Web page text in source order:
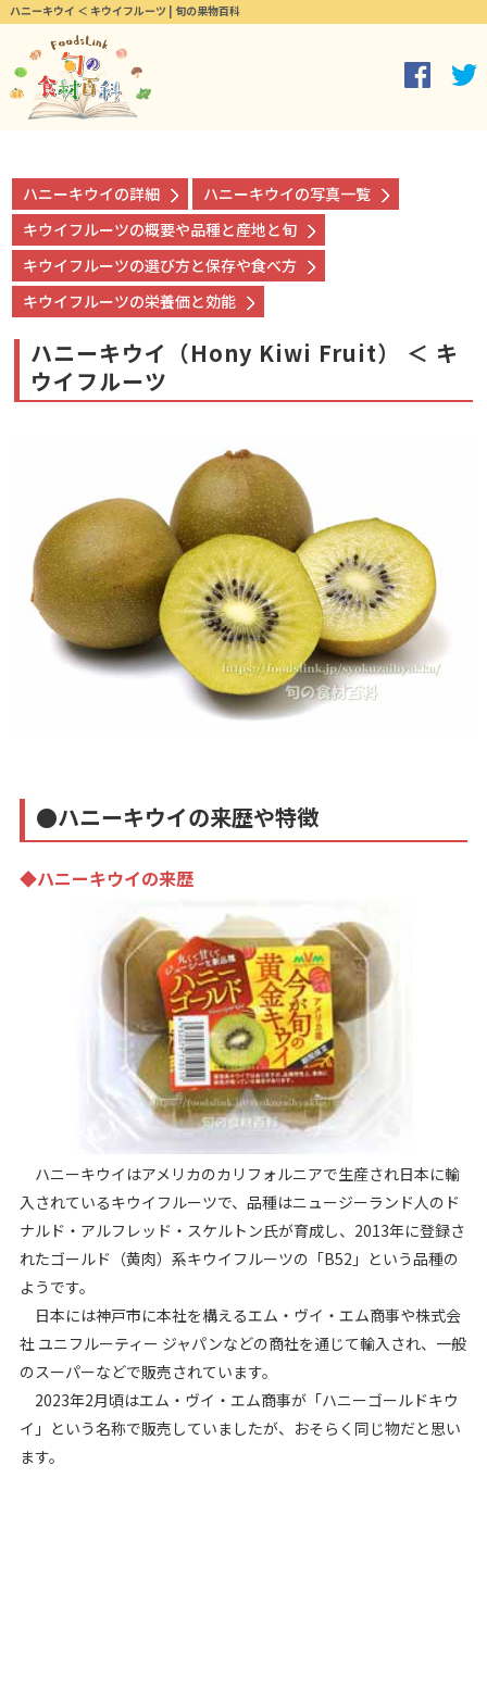
ハニーキウイ ＜ キウイフルーツ | 旬の果物百科
ハニーキウイの詳細
ハニーキウイの写真一覧
キウイフルーツの概要や品種と産地と旬
キウイフルーツの選び方と保存や食べ方
キウイフルーツの栄養価と効能
ハニーキウイ（Hony Kiwi Fruit） ＜ キ
ウイフルーツ
●ハニーキウイの来歴や特徴
◆ハニーキウイの来歴
ハニーキウイはアメリカのカリフォルニアで生産され日本に輸
入されているキウイフルーツで、品種はニュージーランド人のド
ナルド・アルフレッド・スケルトン氏が育成し、2013年に登録さ
れたゴールド（黄肉）系キウイフルーツの「B52」という品種の
ようです。
日本には神戸市に本社を構えるエム・ヴイ・エム商事や株式会
社 ユニフルーティー ジャパンなどの商社を通じて輸入され、一般
のスーパーなどで販売されています。
2023年2月頃はエム・ヴイ・エム商事が「ハニーゴールドキウ
イ」という名称で販売していましたが、おそらく同じ物だと思い
ます。